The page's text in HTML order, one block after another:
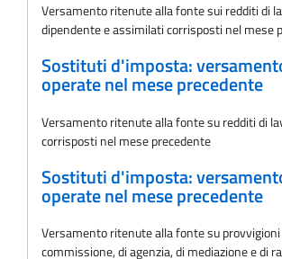
Versamento ritenute alla fonte sui redditi di
dipendente e assimilati corrisposti nel mese
Sostituti d'imposta:
operate nel mese precedente
Versamento ritenute alla fonte su redditi di
corrisposti nel mese precedente
Sostituti d'imposta:
operate nel mese precedente
Versamento ritenute alla fonte su
commissione, di agenzia, di mediazione e di